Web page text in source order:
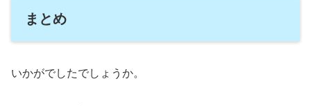
まとめ
いかがでしたでしょうか。